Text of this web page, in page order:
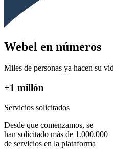
Webel en números
Miles de personas ya hacen su
+1 millón
Servicios solicitados
Desde que comenzamos, se
han solicitado más de 1.000.000
de servicios en la plataforma